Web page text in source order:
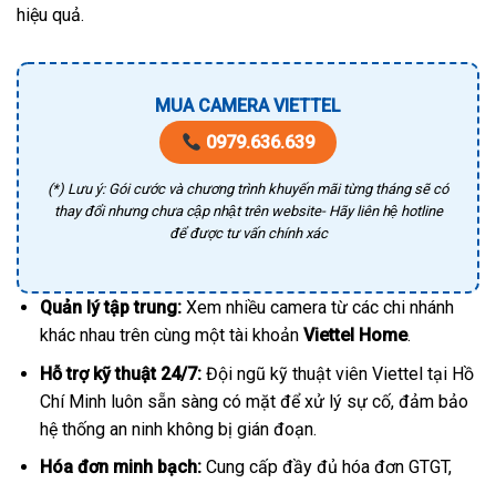
hiệu quả.
MUA CAMERA VIETTEL
0979.636.639
(*) Lưu ý: Gói cước và chương trình khuyến mãi từng tháng sẽ có
thay đổi nhưng chưa cập nhật trên website- Hãy liên hệ hotline
để được tư vấn chính xác
Quản lý tập trung:Xem nhiều camera từ các chi nhánh
khác nhau trên cùng một tài khoản Viettel Home.
Hỗ trợ kỹ thuật 24/7:Đội ngũ kỹ thuật viên Viettel tại Hồ
Chí Minh luôn sẵn sàng có mặt để xử lý sự cố, đảm bảo
hệ thống an ninh không bị gián đoạn.
Hóa đơn minh bạch:Cung cấp đầy đủ hóa đơn GTGT,